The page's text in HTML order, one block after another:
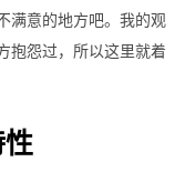
满意的地方吧。我的观
抱怨过，所以这里就着